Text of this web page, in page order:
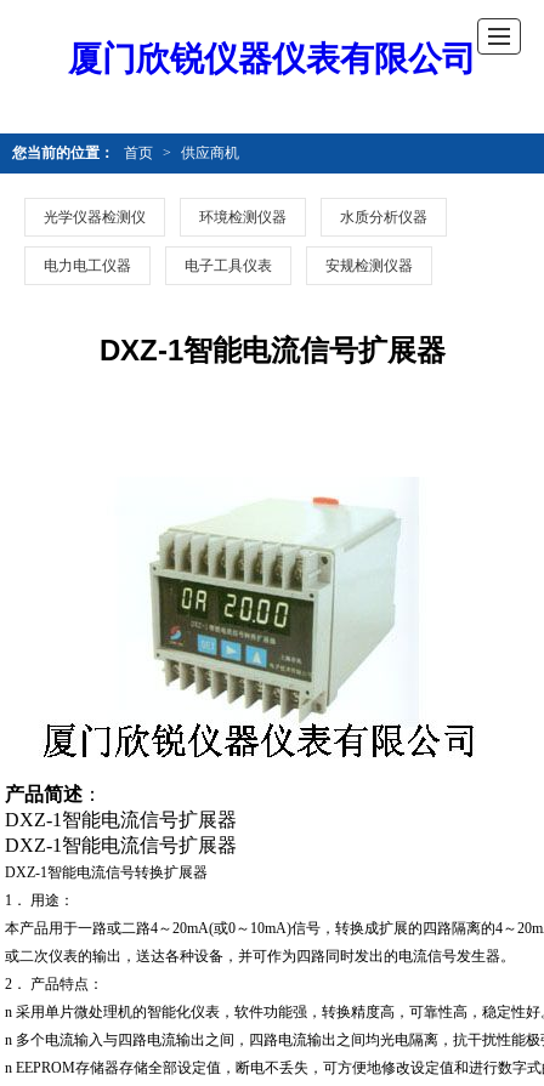
厦门欣锐仪器仪表有限公司
您当前的位置： 首页 > 供应商机
光学仪器检测仪 环境检测仪器 水质分析仪器
电力电工仪器 电子工具仪表 安规检测仪器
DXZ-1智能电流信号扩展器
产品简述 ：
DXZ-1智能电流信号扩展器
DXZ-1智能电流信号扩展器
DXZ-1智能电流信号转换扩展器
1． 用途：
本产品用于一路或二路4～20mA(或0～10mA)信号，转换成扩展的四路隔离的4～
或二次仪表的输出，送达各种设备，并可作为四路同时发出的电流信号发生器。
2． 产品特点：
n 采用单片微处理机的智能化仪表，软件功能强，转换精度高，可靠性高，稳定性好
n 多个电流输入与四路电流输出之间，四路电流输出之间均光电隔离，抗干扰性能极
n EEPROM存储器存储全部设定值，断电不丢失，可方便地修改设定值和进行数字